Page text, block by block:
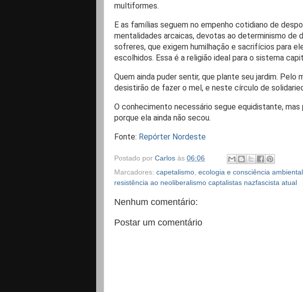
multiformes.
E as famílias seguem no empenho cotidiano de
mentalidades arcaicas, devotas ao determinismo de
sofreres, que exigem humilhação e sacrifícios para
escolhidos. Essa é a religião ideal para o sistema
Quem ainda puder sentir, que plante seu jardim. Pelo
desistirão de fazer o mel, e neste círculo de
O conhecimento necessário segue equidistante,
porque ela ainda não secou.
Fonte: Repórter Nordeste
Postado por Carlos às 06:06
Marcadores: capetalismo ecologia e consciência
resistência ao neoliberalismo captalistas nazfascista atual
Nenhum comentário:
Postar um comentário